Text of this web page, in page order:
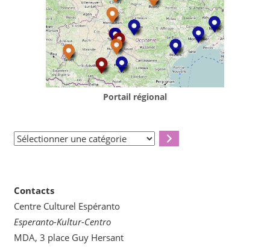
Portail régional
Sélectionner
Contacts
Centre Culturel Espéranto
Esperanto-Kultur-Centro
MDA, 3 place Guy Hersant